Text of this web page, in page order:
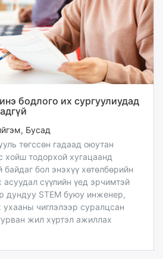
бодлого их сургуулиудад
, Бусад
төгссөн гадаад оюутан
хойш тодорхой хугацаанд
бол энэхүү хөтөлбөрийн
асуудал сүүлийн үед эрчимтэй
дундуу STEM буюу инженер,
чиглэлээр суралцсан
жил хүртэл ажиллах